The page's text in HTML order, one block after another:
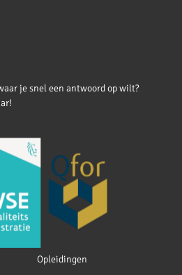
Opleidingen
je snel een antwoord op wilt?